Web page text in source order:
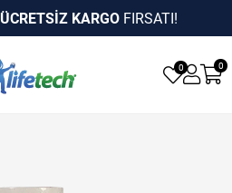
ÜCRETSİZ KARGOFIRSATI!
0
0